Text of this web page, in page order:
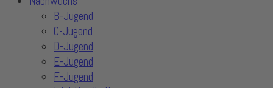
B-Jugend
C-Jugend
D-Jugend
E-Jugend
F-Jugend